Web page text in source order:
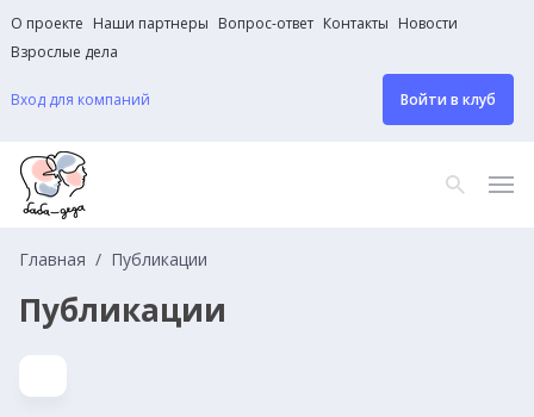
О проекте Наши партнеры Вопрос-ответ Контакты Новости
Взрослые дела
Вход для компаний Войти в клуб
Главная Публикации
Публикации